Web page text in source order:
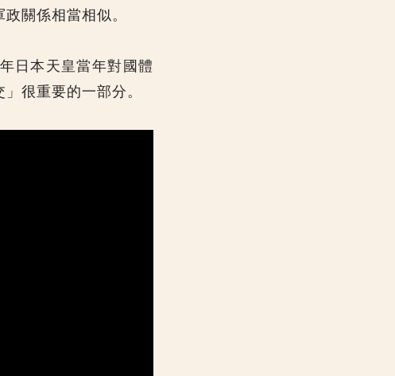
關係相當相似。
日本天皇當年對國體
很重要的一部分。